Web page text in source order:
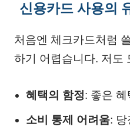
신용카드 사용의
처음엔 체크카드처럼
하기 어렵습니다. 저도
혜택의 함정: 좋은
소비 통제 어려움: